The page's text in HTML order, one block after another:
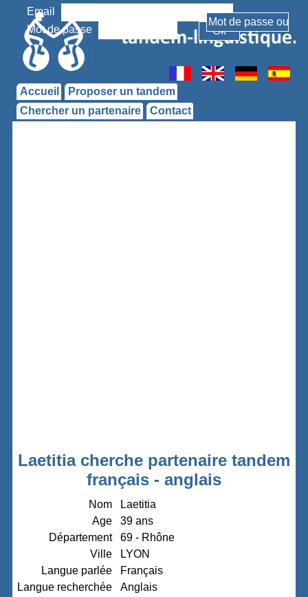
Email
Mot de passe
Accueil
Proposer un tandem
Chercher un partenaire
Contact
Laetitia cherche partenaire tandem
français - anglais
Nom
Laetitia
Age
39 ans
Département
69 - Rhône
Ville
LYON
Langue parlée
Français
Langue recherchée
Anglais